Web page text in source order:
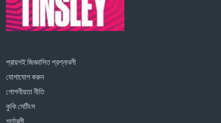
প্রায়শই জিজ্ঞাসিত প্রশ্নাবলী
যোগাযোগ করুন
গোপনীয়তা নীতি
কুকি সেটিংস
শর্তাবলী